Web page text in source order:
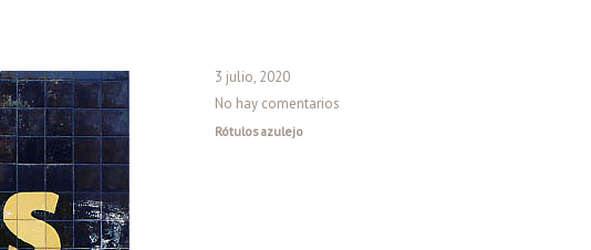
3 julio, 2020
No hay comentarios
Rótulos azulejo